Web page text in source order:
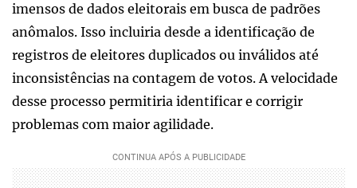
imensos de dados eleitorais em busca de padrões
anômalos. Isso incluiria desde a identificação de
registros de eleitores duplicados ou inválidos até
inconsistências na contagem de votos. A velocidade
desse processo permitiria identificar e corrigir
problemas com maior agilidade.